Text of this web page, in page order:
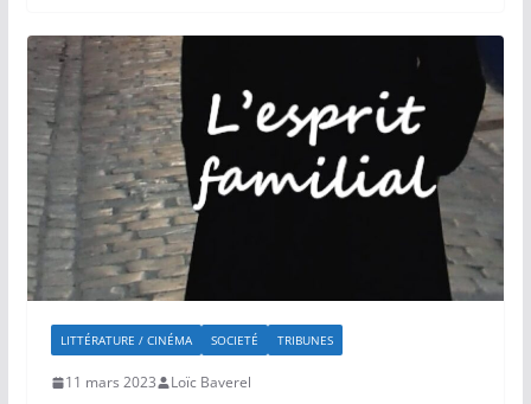
LITTÉRATURE / CINÉMA SOCIETÉ TRIBUNES
11 mars 2023 Loïc Baverel